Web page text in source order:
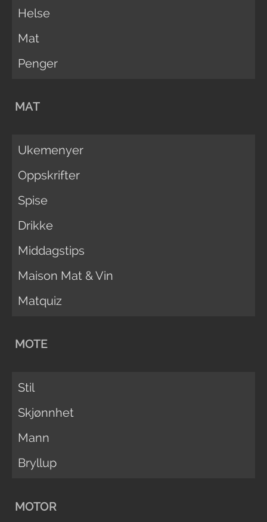
Helse
Mat
Penger
MAT
Ukemenyer
Oppskrifter
Spise
Drikke
Middagstips
Maison Mat & Vin
Matquiz
MOTE
Stil
Skjønnhet
Mann
Bryllup
MOTOR